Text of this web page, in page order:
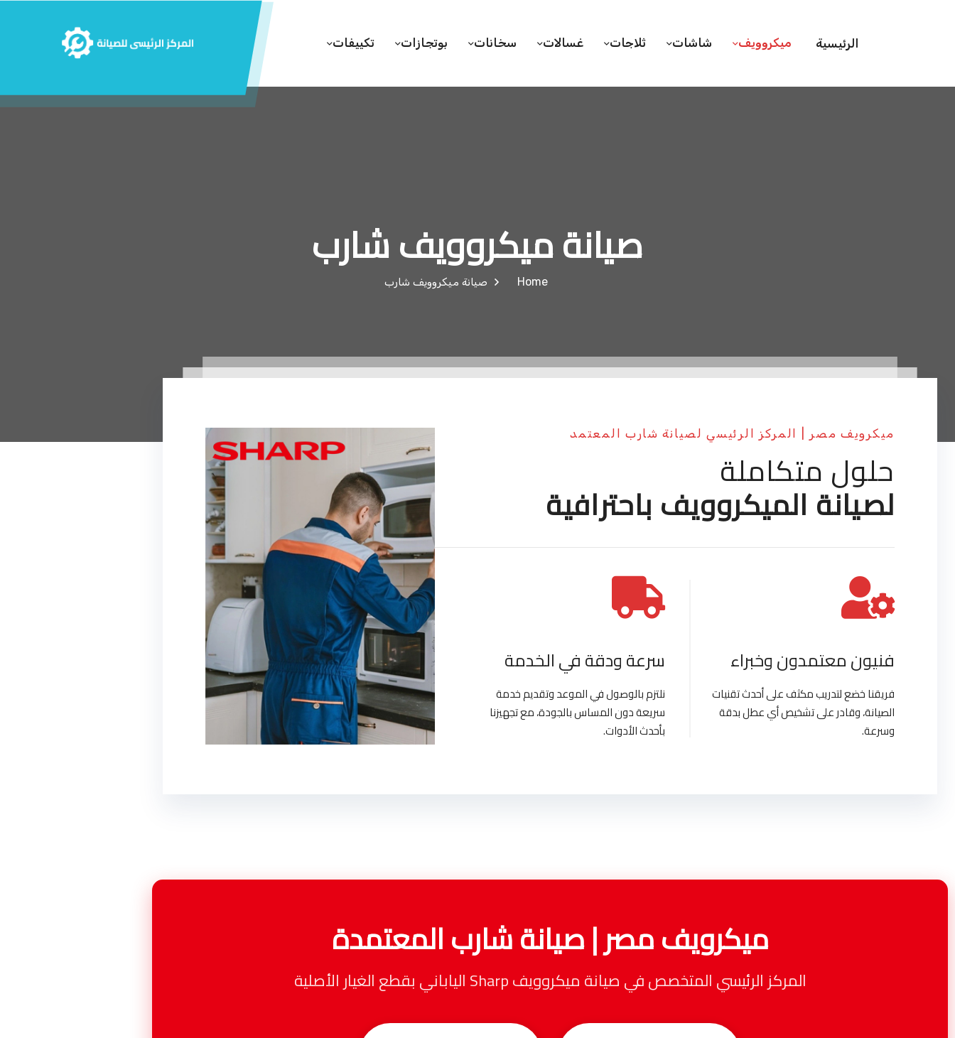
الرئيسية ميكروويف شاشات ثلاجات غسالات سخانات بوتجازات تكييفات
صيانة ميكروويف شارب
Home صيانة ميكروويف شارب
ميكرويف مصر | المركز الرئيسي لصيانة شارب المعتمد
حلول متكاملة
لصيانة الميكروويف باحترافية
فنيون معتمدون وخبراء
فريقنا خضع لتدريب مكثف على أحدث تقنيات
الصيانة، وقادر على تشخيص أي عطل بدقة
وسرعة.
سرعة ودقة في الخدمة
نلتزم بالوصول في الموعد وتقديم خدمة
سريعة دون المساس بالجودة، مع تجهيزنا
بأحدث الأدوات.
ميكرويف مصر | صيانة شارب المعتمدة
المركز الرئيسي المتخصص في صيانة ميكروويف Sharp الياباني بقطع الغيار الأصلية